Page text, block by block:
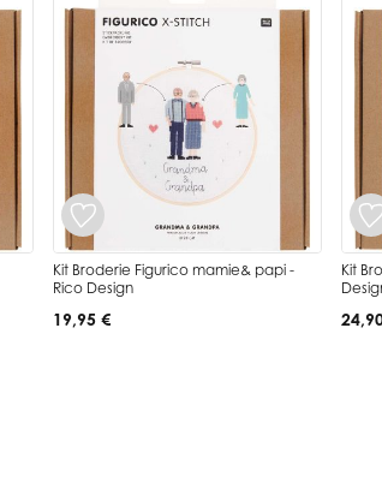
Kit Broderie Figurico mamie& papi -
Rico Design
19,95 €
Kit